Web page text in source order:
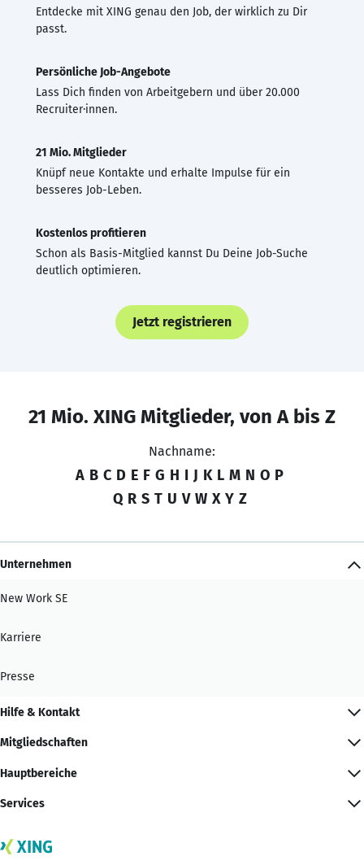
Entdecke mit XING genau den Job, der wirklich zu Dir
passt.
Persönliche Job-Angebote
Lass Dich finden von Arbeitgebern und über 20.000
Recruiter·innen.
21 Mio. Mitglieder
Knüpf neue Kontakte und erhalte Impulse für ein
besseres Job-Leben.
Kostenlos profitieren
Schon als Basis-Mitglied kannst Du Deine Job-Suche
deutlich optimieren.
Jetzt registrieren
21 Mio. XING Mitglieder, von A bis Z
Nachname:
A B C D E F G H I J K L M N O P
Q R S T U V W X Y Z
Unternehmen
New Work SE
Karriere
Presse
Hilfe & Kontakt
Mitgliedschaften
Hauptbereiche
Services